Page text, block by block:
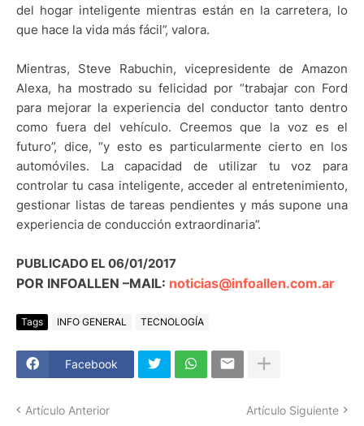
del hogar inteligente mientras están en la carretera, lo
que hace la vida más fácil”, valora.
Mientras, Steve Rabuchin, vicepresidente de Amazon
Alexa, ha mostrado su felicidad por “trabajar con Ford
para mejorar la experiencia del conductor tanto dentro
como fuera del vehículo. Creemos que la voz es el
futuro”, dice, “y esto es particularmente cierto en los
automóviles. La capacidad de utilizar tu voz para
controlar tu casa inteligente, acceder al entretenimiento,
gestionar listas de tareas pendientes y más supone una
experiencia de conducción extraordinaria”.
PUBLICADO EL 06/01/2017
POR INFOALLEN –MAIL: noticias@infoallen.com.ar
Tags INFO GENERAL TECNOLOGÍA
Facebook
Artículo Anterior Artículo Siguiente